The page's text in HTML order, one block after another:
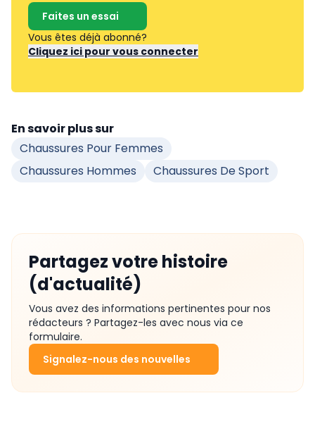
Faites un essai
Vous êtes déjà abonné?
Cliquez ici pour vous connecter
En savoir plus sur
Chaussures Pour Femmes
Chaussures Hommes
Chaussures De Sport
Partagez votre histoire
(d'actualité)
Vous avez des informations pertinentes pour nos
rédacteurs ? Partagez-les avec nous via ce
formulaire.
Signalez-nous des nouvelles